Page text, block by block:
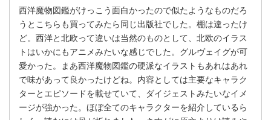
西洋魔物図鑑がけっこう面白かったので似たようなものだろ
うとこちらも買ってみたら同じ出版社でした。棚は違ったけ
ど。西洋と北欧って違いは当然のものとして、北欧のイラス
トはいかにもアニメみたいな感じでした。グルヴェイグが可
愛かった。まあ西洋魔物図鑑の硬派なイラストもあれはあれ
で味があって良かったけどね。内容としては主要なキャラク
ターとエピソードを載せていて、ダイジェストみたいなイメ
ージが強かった。ほぼ全てのキャラクターを紹介しているら